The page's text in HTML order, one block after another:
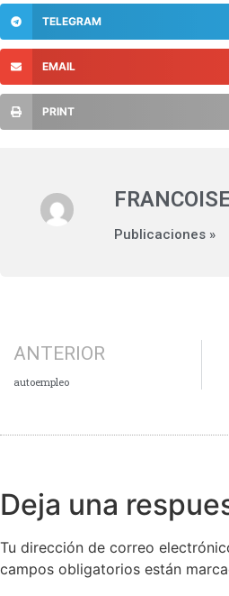
TELEGRAM
EMAIL
PRINT
Publicaciones »
ANTERIOR
autoempleo
Deja una
Tu dirección de correo
campos obligatorios están